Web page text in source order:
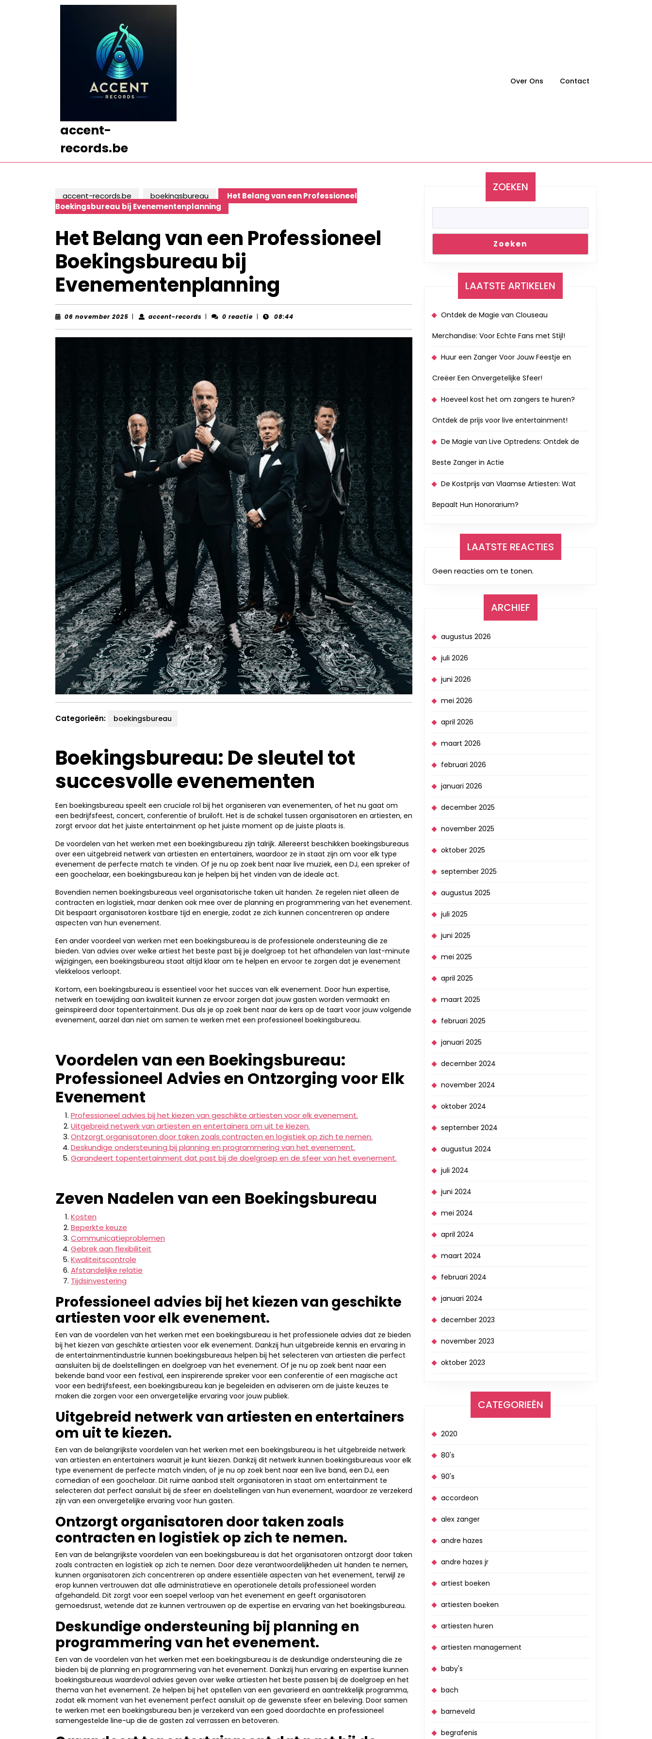
accent-
records.be
Over Ons Contact
accent-records.be boekingsbureau
Het Belang van een Professioneel
Boekingsbureau bij Evenementenplanning
Het Belang van een Professioneel
Boekingsbureau bij
Evenementenplanning
06 november 2025 06| accent-records accent-
| 0 reactie | 08:44
Categorieën: boekingsbureau
Boekingsbureau: De sleutel tot
succesvolle evenementen
Een boekingsbureau speelt een cruciale rol bij het organiseren van evenementen, of het nu gaat om
een bedrijfsfeest, concert, conferentie of bruiloft. Het is de schakel tussen organisatoren en artiesten, en
zorgt ervoor dat het juiste entertainment op het juiste moment op de juiste plaats is.
De voordelen van het werken met een boekingsbureau zijn talrijk. Allereerst beschikken boekingsbureaus
over een uitgebreid netwerk van artiesten en entertainers, waardoor ze in staat zijn om voor elk type
evenement de perfecte match te vinden. Of je nu op zoek bent naar live muziek, een DJ, een spreker of
een goochelaar, een boekingsbureau kan je helpen bij het vinden van de ideale act.
Bovendien nemen boekingsbureaus veel organisatorische taken uit handen. Ze regelen niet alleen de
contracten en logistiek, maar denken ook mee over de planning en programmering van het evenement.
Dit bespaart organisatoren kostbare tijd en energie, zodat ze zich kunnen concentreren op andere
aspecten van hun evenement.
Een ander voordeel van werken met een boekingsbureau is de professionele ondersteuning die ze
bieden. Van advies over welke artiest het beste past bij je doelgroep tot het afhandelen van last-minute
wijzigingen, een boekingsbureau staat altijd klaar om te helpen en ervoor te zorgen dat je evenement
vlekkeloos verloopt.
Kortom, een boekingsbureau is essentieel voor het succes van elk evenement. Door hun expertise,
netwerk en toewijding aan kwaliteit kunnen ze ervoor zorgen dat jouw gasten worden vermaakt en
geïnspireerd door topentertainment. Dus als je op zoek bent naar de kers op de taart voor jouw volgende
evenement, aarzel dan niet om samen te werken met een professioneel boekingsbureau.
Voordelen van een Boekingsbureau:
Professioneel Advies en Ontzorging voor Elk
Evenement
Professioneel advies bij het kiezen van geschikte artiesten voor elk evenement.
Uitgebreid netwerk van artiesten en entertainers om uit te kiezen.
Ontzorgt organisatoren door taken zoals contracten en logistiek op zich te nemen.
Deskundige ondersteuning bij planning en programmering van het evenement.
Garandeert topentertainment dat past bij de doelgroep en de sfeer van het evenement.
Zeven Nadelen van een Boekingsbureau
Kosten
Beperkte keuze
Communicatieproblemen
Gebrek aan flexibiliteit
Kwaliteitscontrole
Afstandelijke relatie
Tijdsinvestering
Professioneel advies bij het kiezen van geschikte
artiesten voor elk evenement.
Een van de voordelen van het werken met een boekingsbureau is het professionele advies dat ze bieden
bij het kiezen van geschikte artiesten voor elk evenement. Dankzij hun uitgebreide kennis en ervaring in
de entertainmentindustrie kunnen boekingsbureaus helpen bij het selecteren van artiesten die perfect
aansluiten bij de doelstellingen en doelgroep van het evenement. Of je nu op zoek bent naar een
bekende band voor een festival, een inspirerende spreker voor een conferentie of een magische act
voor een bedrijfsfeest, een boekingsbureau kan je begeleiden en adviseren om de juiste keuzes te
maken die zorgen voor een onvergetelijke ervaring voor jouw publiek.
Uitgebreid netwerk van artiesten en entertainers
om uit te kiezen.
Een van de belangrijkste voordelen van het werken met een boekingsbureau is het uitgebreide netwerk
van artiesten en entertainers waaruit je kunt kiezen. Dankzij dit netwerk kunnen boekingsbureaus voor elk
type evenement de perfecte match vinden, of je nu op zoek bent naar een live band, een DJ, een
comedian of een goochelaar. Dit ruime aanbod stelt organisatoren in staat om entertainment te
selecteren dat perfect aansluit bij de sfeer en doelstellingen van hun evenement, waardoor ze verzekerd
zijn van een onvergetelijke ervaring voor hun gasten.
Ontzorgt organisatoren door taken zoals
contracten en logistiek op zich te nemen.
Een van de belangrijkste voordelen van een boekingsbureau is dat het organisatoren ontzorgt door taken
zoals contracten en logistiek op zich te nemen. Door deze verantwoordelijkheden uit handen te nemen,
kunnen organisatoren zich concentreren op andere essentiële aspecten van het evenement, terwijl ze
erop kunnen vertrouwen dat alle administratieve en operationele details professioneel worden
afgehandeld. Dit zorgt voor een soepel verloop van het evenement en geeft organisatoren
gemoedsrust, wetende dat ze kunnen vertrouwen op de expertise en ervaring van het boekingsbureau.
Deskundige ondersteuning bij planning en
programmering van het evenement.
Een van de voordelen van het werken met een boekingsbureau is de deskundige ondersteuning die ze
bieden bij de planning en programmering van het evenement. Dankzij hun ervaring en expertise kunnen
boekingsbureaus waardevol advies geven over welke artiesten het beste passen bij de doelgroep en het
thema van het evenement. Ze helpen bij het opstellen van een gevarieerd en aantrekkelijk programma,
zodat elk moment van het evenement perfect aansluit op de gewenste sfeer en beleving. Door samen
te werken met een boekingsbureau ben je verzekerd van een goed doordachte en professioneel
samengestelde line-up die de gasten zal verrassen en betoveren.
ZOEKEN
Zoeken
LAATSTE ARTIKELEN
Ontdek de Magie van Clouseau
Merchandise: Voor Echte Fans met Stijl!
Huur een Zanger Voor Jouw Feestje en
Creëer Een Onvergetelijke Sfeer!
Hoeveel kost het om zangers te huren?
Ontdek de prijs voor live entertainment!
De Magie van Live Optredens: Ontdek de
Beste Zanger in Actie
De Kostprijs van Vlaamse Artiesten: Wat
Bepaalt Hun Honorarium?
LAATSTE REACTIES
Geen reacties om te tonen.
ARCHIEF
augustus 2026
juli 2026
juni 2026
mei 2026
april 2026
maart 2026
februari 2026
januari 2026
december 2025
november 2025
oktober 2025
september 2025
augustus 2025
juli 2025
juni 2025
mei 2025
april 2025
maart 2025
februari 2025
januari 2025
december 2024
november 2024
oktober 2024
september 2024
augustus 2024
juli 2024
juni 2024
mei 2024
april 2024
maart 2024
februari 2024
januari 2024
december 2023
november 2023
oktober 2023
CATEGORIEËN
2020
80's
90's
accordeon
alex zanger
andre hazes
andre hazes jr
artiest boeken
artiesten boeken
artiesten huren
artiesten management
baby's
bach
barneveld
begrafenis